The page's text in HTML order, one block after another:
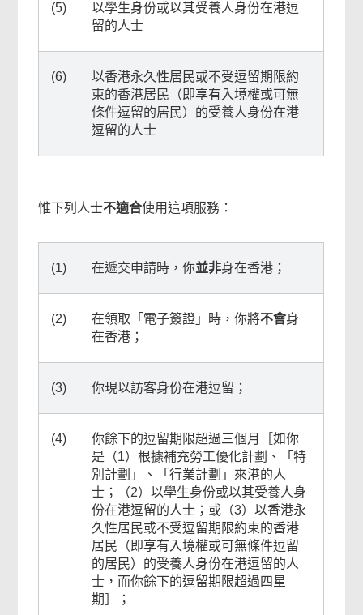
(5)
以學生身份或以其受養人身份在港逗
留的人士
(6)
以香港永久性居民或不受逗留期限約
束的香港居民（即享有入境權或可無
條件逗留的居民）的受養人身份在港
逗留的人士
惟下列人士不適合使用這項服務：
(1) 在遞交申請時，你並非身在香港；
(2) 在領取「電子簽證」時，你將不會身
在香港；
(3) 你現以訪客身份在港逗留；
(4)
你餘下的逗留期限超過三個月［如你
是（1）根據補充勞工優化計劃、「特
別計劃」、「行業計劃」來港的人
士；（2）以學生身份或以其受養人身
份在港逗留的人士；或（3）以香港永
久性居民或不受逗留期限約束的香港
居民（即享有入境權或可無條件逗留
的居民）的受養人身份在港逗留的人
士，而你餘下的逗留期限超過四星
期］；